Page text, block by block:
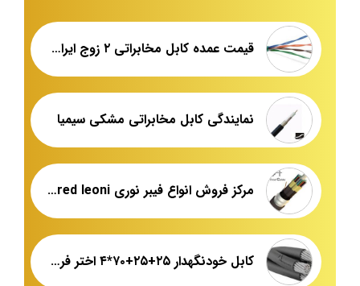
قیمت عمده کابل مخابراتی ۲ زوج ایراتل
نمایندگی کابل مخابراتی مشکی سیمیا
مرکز فروش انواع فیبر نوری armored leoni
کابل خودنگهدار ۲۵+۲۵+۷۰*۴ اختر فروش عمده